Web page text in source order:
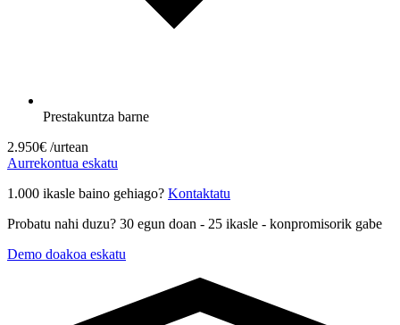
Prestakuntza barne
2.950€ /urtean
Aurrekontua eskatu
1.000 ikasle baino gehiago? Kontaktatu
Probatu nahi duzu? 30 egun doan - 25 ikasle - konpromisorik gabe
Demo doakoa eskatu